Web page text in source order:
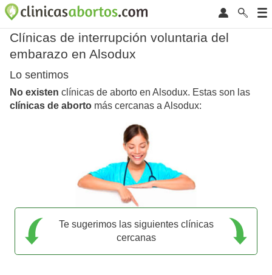
Clínicas de interrupción voluntaria del
embarazo en Alsodux
Lo sentimos
No existen clínicas de aborto en Alsodux. Estas son las
clínicas de aborto más cercanas a Alsodux:
Te sugerimos las siguientes clínicas
cercanas